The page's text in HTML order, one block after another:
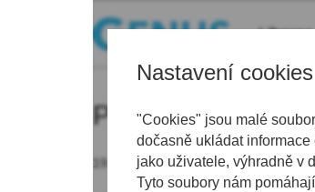
Nastavení cookies
"Cookies" jsou malé
dočasně ukládat
jako uživatele, výhradně v
Tyto soubory nám
Liberec
Parkovné
19.11.2019 | 19:19